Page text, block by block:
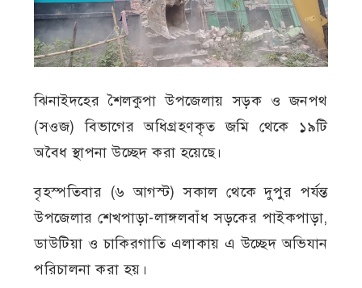
ঝিনাইদহের শৈলকুপা উপজেলায় সড়ক ও জনপথ
(সওজ) বিভাগের অধিগ্রহণকৃত জমি থেকে ১৯টি
অবৈধ স্থাপনা উচ্ছেদ করা হয়েছে।
বৃহস্পতিবার (৬ আগস্ট) সকাল থেকে দুপুর পর্যন্ত
উপজেলার শেখপাড়া-লাঙ্গলবাঁধ সড়কের পাইকপাড়া,
ডাউটিয়া ও চাকিরগাতি এলাকায় এ উচ্ছেদ অভিযান
পরিচালনা করা হয়।